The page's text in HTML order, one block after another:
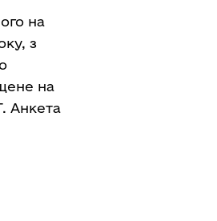
на
з
на
. Анкета